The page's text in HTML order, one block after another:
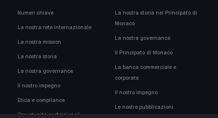
Numeri chiave
La nostra rete internazionale
La nostra mission
La nostra storia
La nostra governance
Il nostro impegno
Etica e compliance
Opportunità professionali
La nostra storia nel Principato di
Monaco
La nostra governance
Il Principato di Monaco
La banca commerciale e
corporate
Il nostro impegno
Le nostre pubblicazioni